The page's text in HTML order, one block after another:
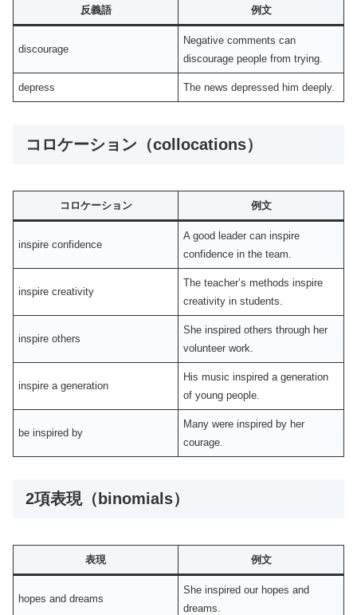
反義語 例文
discourage
Negative comments can
discourage people from trying.
depress The news depressed him deeply.
コロケーション（collocations）
コロケーション 例文
inspire confidence
A good leader can inspire
confidence in the team.
inspire creativity
The teacher’s methods inspire
creativity in students.
inspire others
She inspired others through her
volunteer work.
inspire a generation
His music inspired a generation
of young people.
be inspired by
Many were inspired by her
courage.
2項表現（binomials）
表現 例文
hopes and dreams
She inspired our hopes and
dreams.